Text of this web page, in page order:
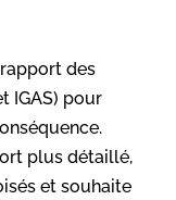
des
IGAS) pour
plus détaillé,
et souhaite